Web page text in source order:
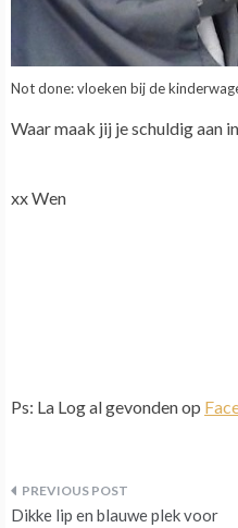
Not done: vloeken bij de
Waar maak jij je schuldig aan
xx Wen
Ps: La Log al gevonden op
Bericht
Dikke lip en blauwe plek voor